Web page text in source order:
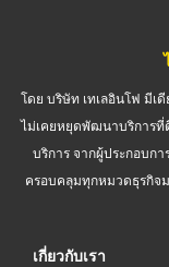
โดย บริษัท เทเลอินโฟ มีเ
ไม่เคยหยุดพัฒนาบริการที่
บริการ จากผู้ประกอบก
ครอบคลุมทุกหมวดธุรกิจ
เกี่ยวกับเรา